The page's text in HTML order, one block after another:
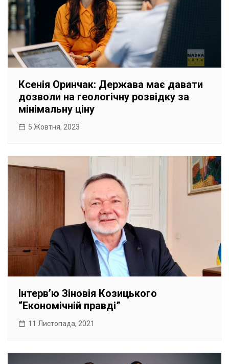
Ксенія Оринчак: Держава має давати
дозволи на геологічну розвідку за
мінімальну ціну
5 Жовтня, 2023
Інтерв’ю Зіновія Козицького
“Економічній правді”
11 Листопада, 2021